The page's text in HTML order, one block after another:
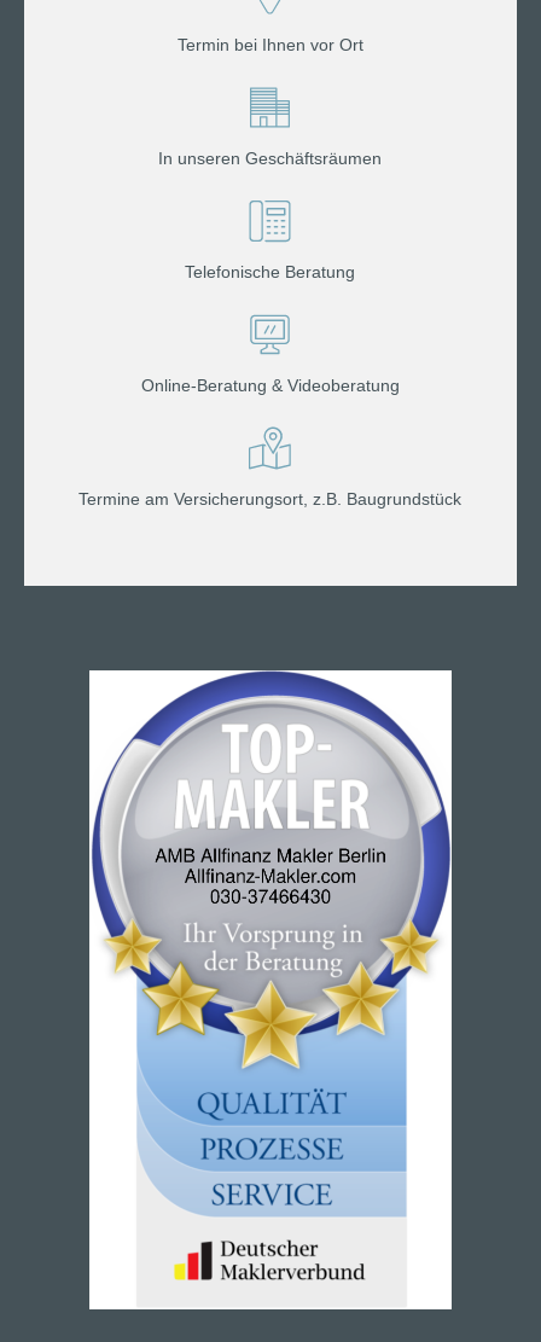
Termin bei Ihnen vor Ort
In unseren Geschäftsräumen
Telefonische Beratung
Online-Beratung & Videoberatung
Termine am Versicherungsort, z.B. Baugrundstück